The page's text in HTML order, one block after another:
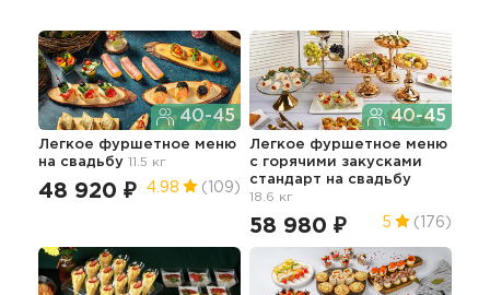
40-45
Легкое фуршетное меню
на свадьбу 11.5 кг
48 920 ₽ 4.98 (109)
40-45
Легкое фуршетное меню
c горячими закусками
стандарт на свадьбу
18.6 кг
58 980 ₽ 5 (176)